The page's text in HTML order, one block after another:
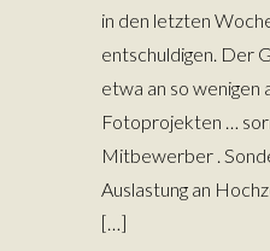
in den letzten
entschuldigen. Der
etwa an so wenigen
Fotoprojekten …
Mitbewerber .
Auslastung an
[…]